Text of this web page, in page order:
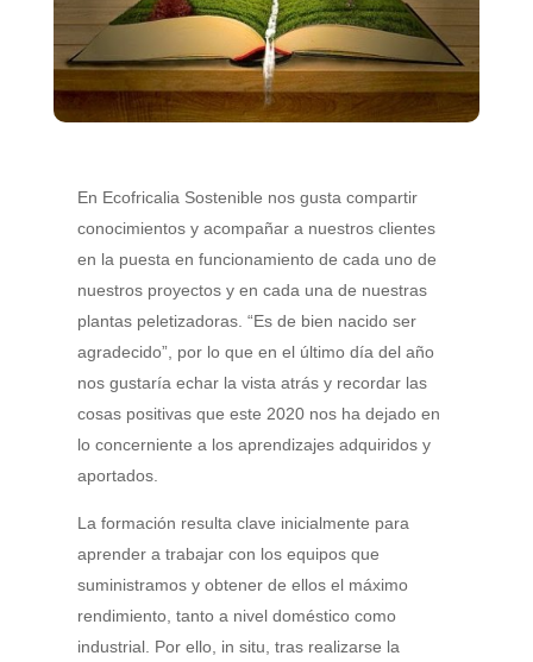
En Ecofricalia Sostenible nos gusta compartir
conocimientos y acompañar a nuestros clientes
en la puesta en funcionamiento de cada uno de
nuestros proyectos y en cada una de nuestras
plantas peletizadoras. “Es de bien nacido ser
agradecido”, por lo que en el último día del año
nos gustaría echar la vista atrás y recordar las
cosas positivas que este 2020 nos ha dejado en
lo concerniente a los aprendizajes adquiridos y
aportados.
La formación resulta clave inicialmente para
aprender a trabajar con los equipos que
suministramos y obtener de ellos el máximo
rendimiento, tanto a nivel doméstico como
industrial. Por ello, in situ, tras realizarse la